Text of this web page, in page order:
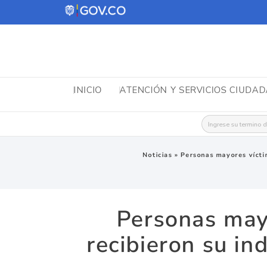
INICIO ATENCIÓN Y SERVICIOS
Buscar:
Noticias » Personas mayores
Personas
recibieron su